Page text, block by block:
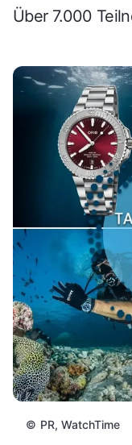
Über 7.000
© PR, WatchTime